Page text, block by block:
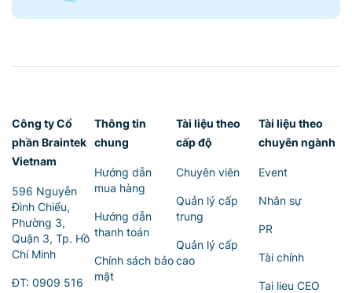
Công ty Cổ
phần Braintek
Vietnam
596 Nguyễn
Đình Chiểu,
Phường 3,
Quận 3, Tp. Hồ
Chí Minh
ĐT: 0909 516
Thông tin
chung
Hướng dẫn
mua hàng
Hướng dẫn
thanh toán
Chính sách bảo
mật
Tài liệu theo
cấp độ
Chuyên viên
Quản lý cấp
trung
Quản lý cấp
cao
Tài liệu theo
chuyên ngành
Event
Nhân sự
PR
Tài chính
Tai lieu CEO